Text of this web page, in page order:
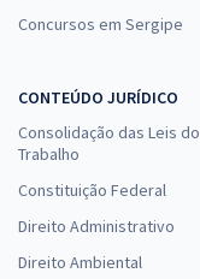
Concursos em Sergipe
CONTEÚDO JURÍDICO
Consolidação das Leis do
Trabalho
Constituição Federal
Direito Administrativo
Direito Ambiental